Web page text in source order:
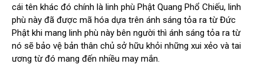
cái tên khác đó chính là linh phù Phật Quang Phổ Chiếu, linh
phù này đã được mã hóa dựa trên ánh sáng tỏa ra từ Đức
Phật khi mang linh phù này bên người thì ánh sáng tỏa ra từ
nó sẽ bảo vệ bản thân chủ sở hữu khỏi những xui xẻo và tai
ương từ đó mang đến nhiều may mắn.